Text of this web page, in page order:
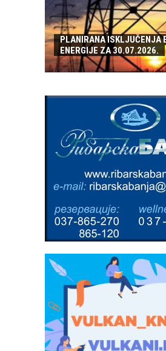
PLANIRANA ISKLJUČENJA
ENERGIJE ZA 30.07.2026.